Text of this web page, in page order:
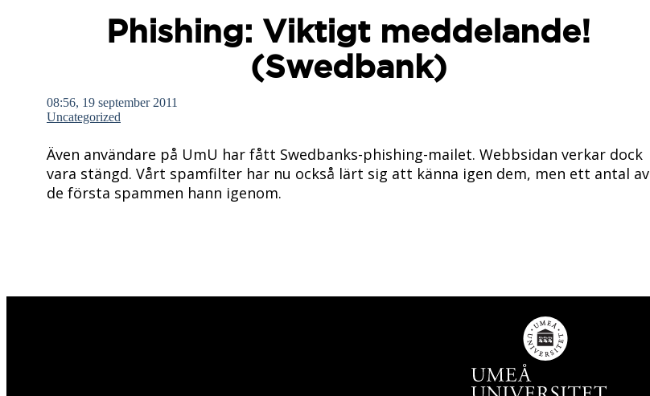
Phishing: Viktigt meddelande!
(Swedbank)
08:56, 19 september 2011
Uncategorized
Även användare på UmU har fått Swedbanks-phishing-mailet. Webbsidan verkar dock
vara stängd. Vårt spamfilter har nu också lärt sig att känna igen dem, men ett antal av
de första spammen hann igenom.